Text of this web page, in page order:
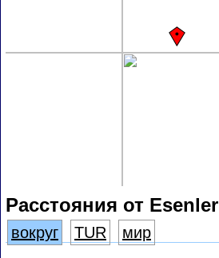
Расстояния от Esenler
вокруг TUR
мир